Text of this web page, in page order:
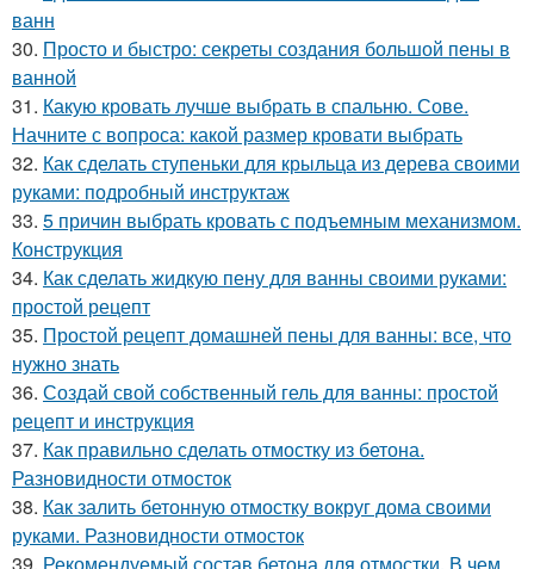
ванн
30. Просто и быстро: секреты создания большой пены в
ванной
31. Какую кровать лучше выбрать в спальню. Сове.
Начните с вопроса: какой размер кровати выбрать
32. Как сделать ступеньки для крыльца из дерева своими
руками: подробный инструктаж
33. 5 причин выбрать кровать с подъемным механизмом.
Конструкция
34. Как сделать жидкую пену для ванны своими руками:
простой рецепт
35. Простой рецепт домашней пены для ванны: все, что
нужно знать
36. Создай свой собственный гель для ванны: простой
рецепт и инструкция
37. Как правильно сделать отмостку из бетона.
Разновидности отмосток
38. Как залить бетонную отмостку вокруг дома своими
руками. Разновидности отмосток
39. Рекомендуемый состав бетона для отмостки. В чем